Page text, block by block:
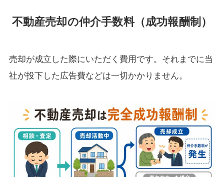
不動産売却の仲介手数料（成功報酬制）
売却が成立した際にいただく費用です。それまでに当
社が投下した広告費などは一切かかりません。